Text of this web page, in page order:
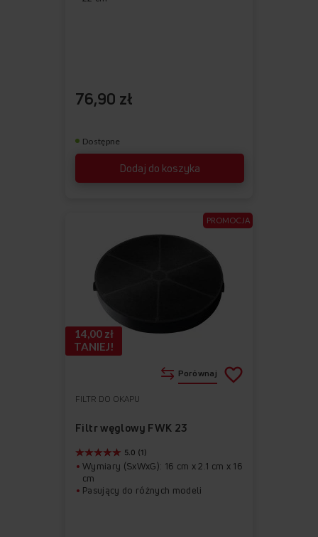
Dodaj do koszyka
76,90 zł
Dostępne
FILTR DO OKAPU
Filtr węglowy FWK 23
5.0 (1)
Wymiary (SxWxG): 16 cm x 2.1 cm x 16
cm
Pasujący do różnych modeli
Porównaj
PROMOCJA
14,00 zł
TANIEJ!